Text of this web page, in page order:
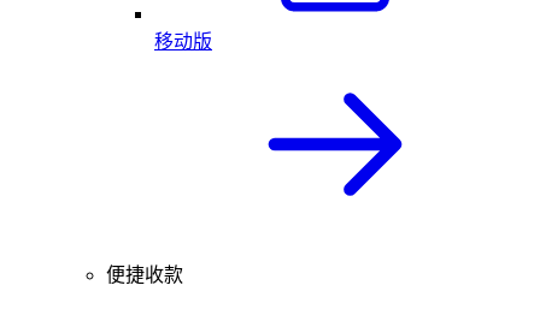
移动版
便捷收款